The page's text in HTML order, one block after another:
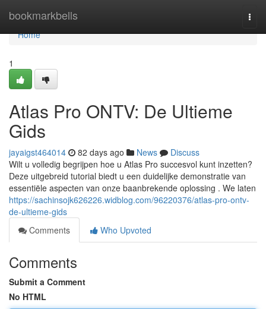
bookmarkbells
Home
Home
1
Atlas Pro ONTV: De Ultieme
Gids
jayaigst464014 82 days ago News
Discuss
Wilt u volledig begrijpen hoe u Atlas Pro succesvol kunt inzetten?
Deze uitgebreid tutorial biedt u een duidelijke demonstratie van
essentiële aspecten van onze baanbrekende oplossing . We laten
https://sachinsojk626226.widblog.com/96220376/atlas-pro-ontv-
de-ultieme-gids
Comments
Who Upvoted
Comments
Submit a Comment
No HTML